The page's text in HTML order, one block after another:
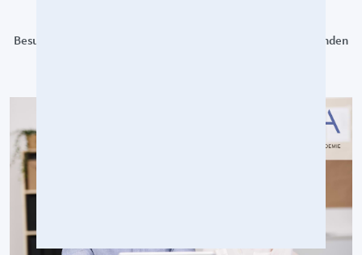
Besuchen Sie uns unter
oder wenden